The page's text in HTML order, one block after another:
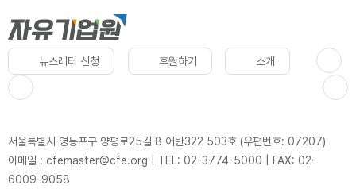
뉴스레터 신청 후원하기 소개
서울특별시 영등포구 양평로25길 8 어반322 503호 (우편번호: 07207)
이메일 : cfemaster@cfe.org
TEL: 02-3774-5000
FAX: 02-
6009-9058